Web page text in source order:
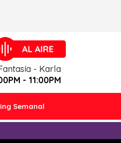
- Karla
- 11:00PM
Semanal